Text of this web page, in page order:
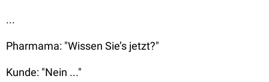
...
Pharmama: "Wissen Sie’s jetzt?"
Kunde: "Nein ..."